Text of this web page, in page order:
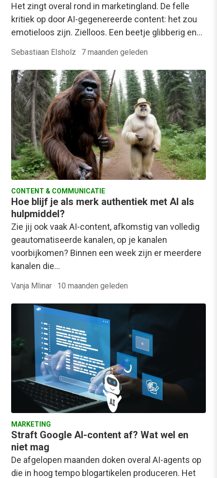
Het zingt overal rond in marketingland. De felle
kritiek op door AI-gegenereerde content: het zou
emotieloos zijn. Zielloos. Een beetje glibberig en…
Sebastiaan Elsholz · 7 maanden geleden
CONTENT & COMMUNICATIE
Hoe blijf je als merk authentiek met AI als
hulpmiddel?
Zie jij ook vaak AI-content, afkomstig van volledig
geautomatiseerde kanalen, op je kanalen
voorbijkomen? Binnen een week zijn er meerdere
kanalen die…
Vanja Mlinar · 10 maanden geleden
MARKETING
Straft Google AI-content af? Wat wel en
niet mag
De afgelopen maanden doken overal AI-agents op
die in hoog tempo blogartikelen produceren. Het